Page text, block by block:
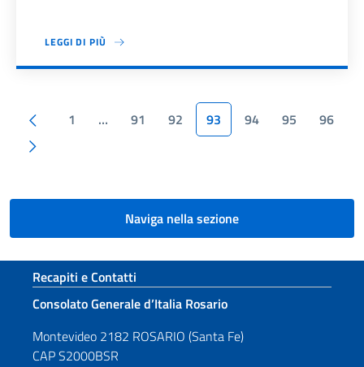
LEGGI DI PIÙ
Paginazione
Pagina precedente
1 … 91 92 93 94 95
96
Naviga nella sezione
Sezione footer
Recapiti e Contatti
Consolato Generale d’Italia Rosario
Montevideo 2182 ROSARIO (Santa Fe)
CAP S2000BSR